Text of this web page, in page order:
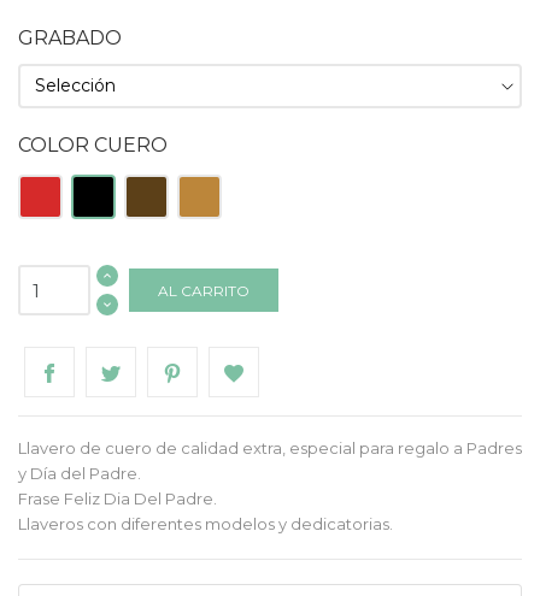
GRABADO
COLOR CUERO
Rojo Negro Tabaco Natural
AL CARRITO
Llavero de cuero de calidad extra, especial para regalo a Padres
y Día del Padre.
Frase Feliz Dia Del Padre.
Llaveros con diferentes modelos y dedicatorias.